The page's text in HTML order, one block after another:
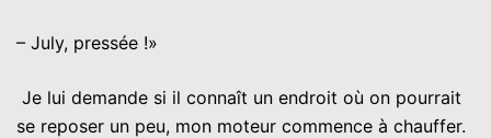
– July, pressée !»
Je lui demande si il connaît un endroit où on pourrait
se reposer un peu, mon moteur commence à chauffer.